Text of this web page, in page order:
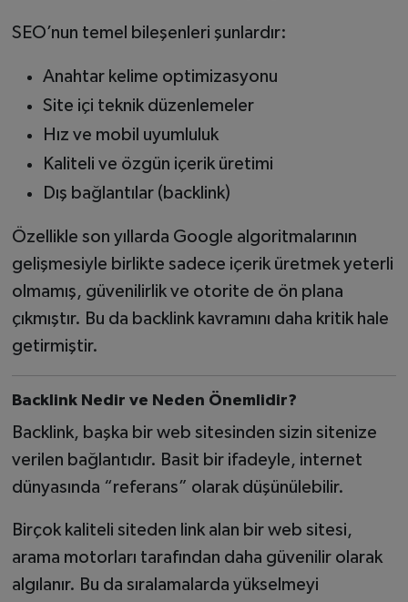
SEO’nun temel bileşenleri şunlardır:
Anahtar kelime optimizasyonu
Site içi teknik düzenlemeler
Hız ve mobil uyumluluk
Kaliteli ve özgün içerik üretimi
Dış bağlantılar (backlink)
Özellikle son yıllarda Google algoritmalarının
gelişmesiyle birlikte sadece içerik üretmek yeterli
olmamış, güvenilirlik ve otorite de ön plana
çıkmıştır. Bu da backlink kavramını daha kritik hale
getirmiştir.
Backlink Nedir ve Neden Önemlidir?
Backlink, başka bir web sitesinden sizin sitenize
verilen bağlantıdır. Basit bir ifadeyle, internet
dünyasında “referans” olarak düşünülebilir.
Birçok kaliteli siteden link alan bir web sitesi,
arama motorları tarafından daha güvenilir olarak
algılanır. Bu da sıralamalarda yükselmeyi